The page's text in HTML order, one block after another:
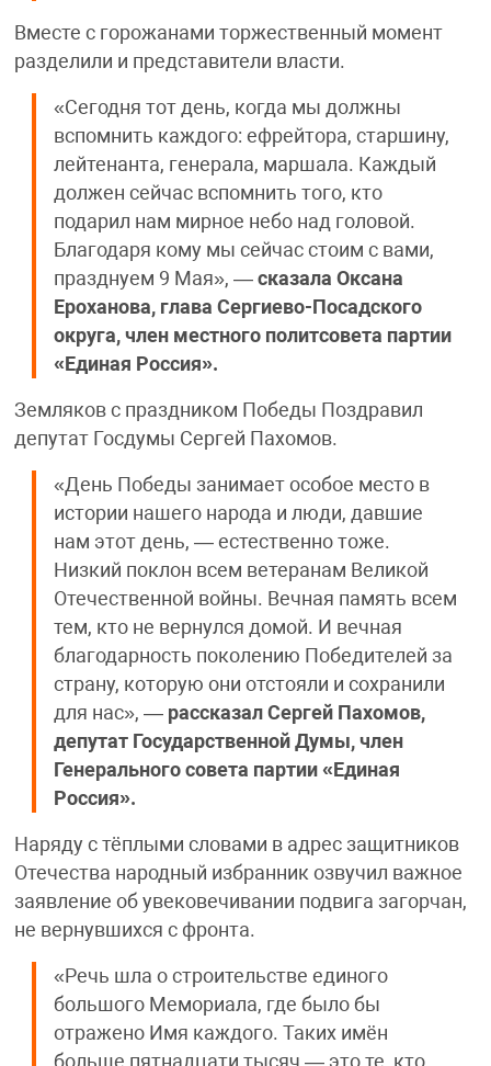
Вместе с горожанами торжественный момент
разделили и представители власти.
«Сегодня тот день, когда мы должны
вспомнить каждого: ефрейтора, старшину,
лейтенанта, генерала, маршала. Каждый
должен сейчас вспомнить того, кто
подарил нам мирное небо над головой.
Благодаря кому мы сейчас стоим с вами,
празднуем 9 Мая», —сказала Оксана
Ероханова, глава Сергиево-Посадского
округа, член местного политсовета партии
«Единая Россия».
Земляков с праздником Победы Поздравил
депутат Госдумы Сергей Пахомов.
«День Победы занимает особое место в
истории нашего народа и люди, давшие
нам этот день, — естественно тоже.
Низкий поклон всем ветеранам Великой
Отечественной войны. Вечная память всем
тем, кто не вернулся домой. И вечная
благодарность поколению Победителей за
страну, которую они отстояли и сохранили
для нас», — рассказал Сергей Пахомов,
депутат Государственной Думы, член
Генерального совета партии «Единая
Россия».
Наряду с тёплыми словами в адрес защитников
Отечества народный избранник озвучил важное
заявление об увековечивании подвига загорчан,
не вернувшихся с фронта.
«Речь шла о строительстве единого
большого Мемориала, где было бы
отражено Имя каждого. Таких имён